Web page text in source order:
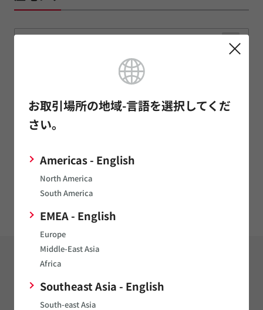
お取引場所の地域-言語を選択してくだ
さい。
Americas - English
North America
South America
EMEA - English
Europe
Middle-East Asia
Africa
Southeast Asia - English
South-east Asia
使用上の注意
安全規格
その他